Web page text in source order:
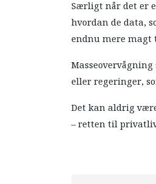
Særligt når det er
hvordan de data,
endnu mere magt
eller regeringer,
Det kan aldrig
– retten til